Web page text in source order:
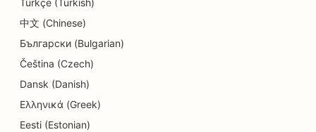
SEO Donut kauplustele
SEO keemilise puhastuse jaoks
SEO elektrikele
SEO elektroonikakauplustele
Türkçe (Turkish)
中文 (Chinese)
Български (Bulgarian)
Čeština (Czech)
Dansk (Danish)
Ελληνικά (Greek)
Eesti (Estonian)